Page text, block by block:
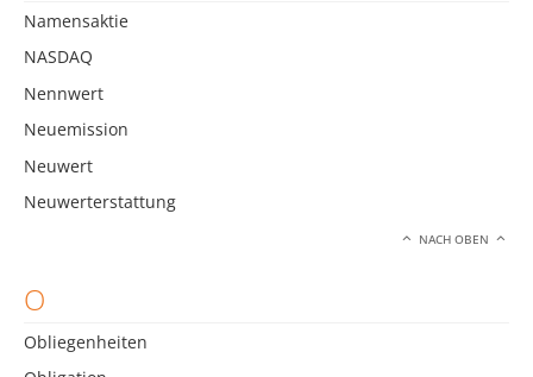
Namensaktie
NASDAQ
Nennwert
Neuemission
Neuwert
Neuwerterstattung
NACH OBEN
O
Obliegenheiten